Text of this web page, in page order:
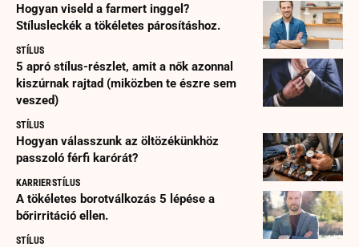
Hogyan viseld a farmert inggel?
Stílusleckék a tökéletes párosításhoz.
STÍLUS
5 apró stílus-részlet, amit a nők azonnal
kiszúrnak rajtad (miközben te észre sem
veszed)
STÍLUS
Hogyan válasszunk az öltözékünkhöz
passzoló férfi karórát?
KARRIERSTÍLUS
A tökéletes borotválkozás 5 lépése a
bőrirritáció ellen.
STÍLUS